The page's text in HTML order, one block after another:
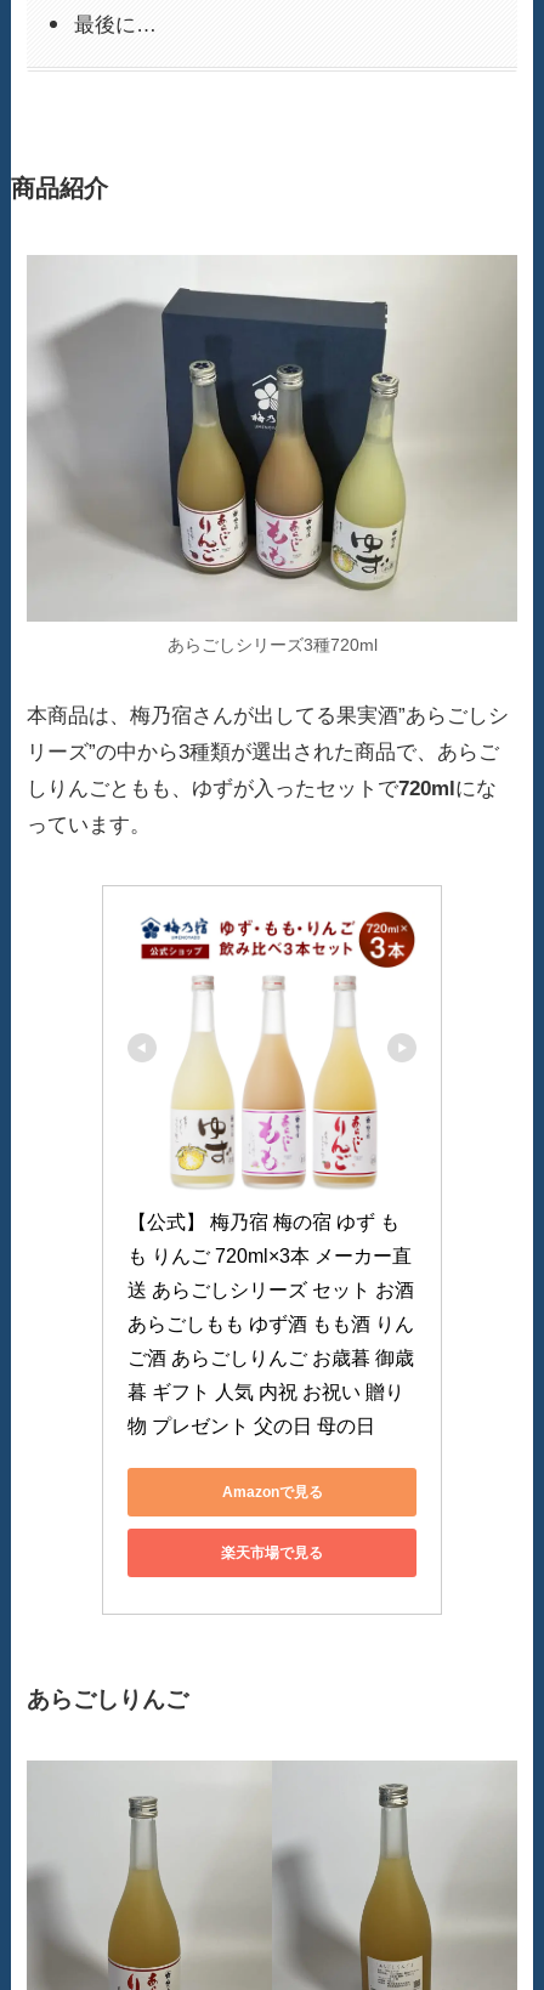
最後に…
商品紹介
あらごしシリーズ3種720ml
本商品は、梅乃宿さんが出してる果実酒”あらごしシ
リーズ”の中から3種類が選出された商品で、あらご
しりんごともも、ゆずが入ったセットで720ml にな
っています。
【公式】 梅乃宿 梅の宿 ゆず も
も りんご 720ml×3本 メーカー直
送 あらごしシリーズ セット お酒
あらごしもも ゆず酒 もも酒 りん
ご酒 あらごしりんご お歳暮 御歳
暮 ギフト 人気 内祝 お祝い 贈り
物 プレゼント 父の日 母の日
Amazonで見る
楽天市場で見る
あらごしりんご